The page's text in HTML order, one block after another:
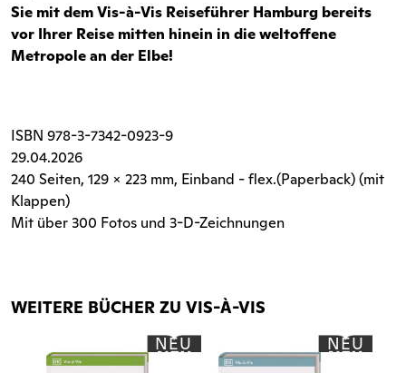
Sie mit dem Vis-à-Vis Reiseführer Hamburg bereits
vor Ihrer Reise mitten hinein in die weltoffene
Metropole an der Elbe!
ISBN 978-3-7342-0923-9
29.04.2026
240 Seiten, 129 x 223 mm, Einband - flex.(Paperback) (mit
Klappen)
Mit über 300 Fotos und 3-D-Zeichnungen
WEITERE BÜCHER ZU VIS-À-VIS
NEU
NEU